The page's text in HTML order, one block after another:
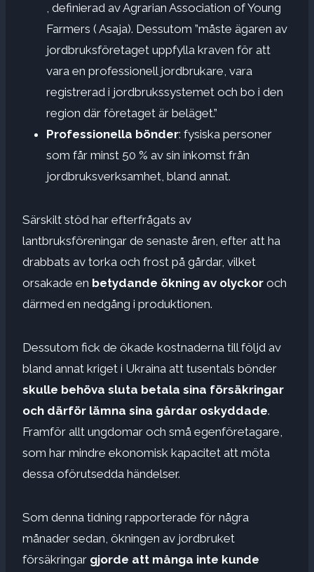
, definierad av Agrarian Association of Young
Farmers ( Asaja). Dessutom ”måste ägaren av
jordbruksföretaget uppfylla kraven för att
vara en professionell jordbrukare, vara
registrerad i jordbrukssystemet och bo i den
region där företaget är beläget.”
Professionella bönder: fysiska personer
som får minst 50 % av sin inkomst från
jordbruksverksamhet, bland annat.
Särskilt stöd har efterfrågats av
lantbruksföreningar de senaste åren, efter att ha
drabbats av torka och frost på gårdar, vilket
orsakade en betydande ökning av olyckor och
därmed en nedgång i produktionen.
Dessutom fick de ökade kostnaderna till följd av
bland annat kriget i Ukraina att tusentals bönder
skulle behöva sluta betala sina försäkringar
och därför lämna sina gårdar oskyddade.
Framför allt ungdomar och små egenföretagare,
som har mindre ekonomisk kapacitet att möta
dessa oförutsedda händelser.
Som denna tidning rapporterade för några
månader sedan, ökningen av jordbruket
försäkringar gjorde att många inte kunde